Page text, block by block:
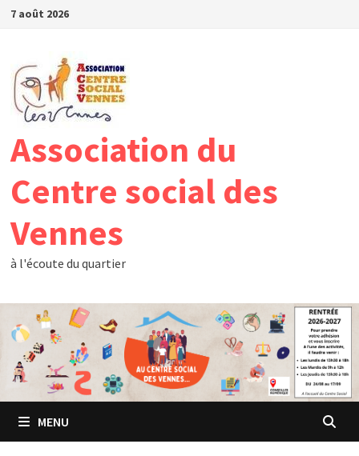
Passer
7 août 2026
Association du
Centre social des
Vennes
à l'écoute du quartier
MENU